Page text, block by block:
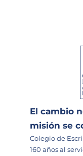
El cambio
misión se
Colegio de
160 años al